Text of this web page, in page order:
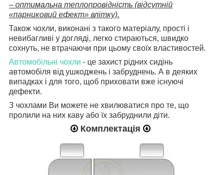
– оптимальна теплопровідність (відсутній
«парниковий ефект» влітку).
Також чохли, виконані з такого матеріалу, прості і
невибагливі у догляді, легко стираються, швидко
сохнуть, не втрачаючи при цьому своїх властивостей.
Автомобільні чохли - це захист рідних сидінь
автомобіля від ушкоджень і забруднень. А в деяких
випадках і для того, щоб приховати вже існуючі
дефекти.
З чохлами Ви можете не хвилюватися про те, що
пролили на них каву або їх забруднили діти.
Комплектація